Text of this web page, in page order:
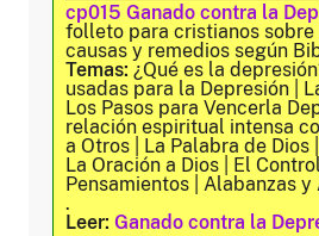
cp015 Ganado contra la
folleto para cristianos sobre
causas y remedios según
Temas: ¿Qué es la
usadas para la Depresión |
Los Pasos para Vencerla
relación espiritual intensa
a Otros | La Palabra de Dios |
La Oración a Dios | El
Pensamientos | Alabanzas
.
Leer: Ganado contra la